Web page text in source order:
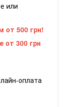
или
от 500 грн!
от 300 грн
оплата